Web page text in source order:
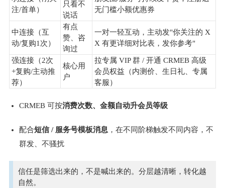
注/首单）
只看不
说话
无门槛小额优惠券
中连接（互
动/复购1次）
有点
赞、咨
询过
一对一轻互动，主动发"你关注的 X
X 有更详细对比表，发你参考"
强连接（2次
+复购/主动推
荐）
核心用
户
拉专属 VIP 群 / 开通 CRMEB 高级
会员权益（内测价、生日礼、专属
客服）
CRMEB 可按消费次数、金额自动升会员等级
配合短信 / 服务号模板消息 ，在不同阶梯触发不同内容，不
群发、不骚扰
信任是筛选出来的，不是喊出来的。分层越清晰，转化越
自然。